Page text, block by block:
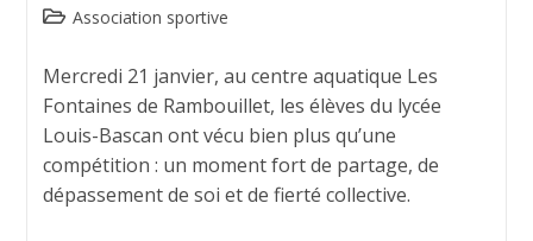
Association sportive
Mercredi 21 janvier, au centre aquatique Les
Fontaines de Rambouillet, les élèves du lycée
Louis-Bascan ont vécu bien plus qu’une
compétition : un moment fort de partage, de
dépassement de soi et de fierté collective.